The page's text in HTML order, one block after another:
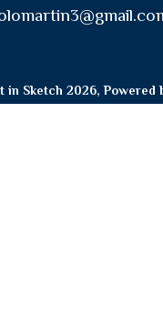
in Sketch 2026, Powered